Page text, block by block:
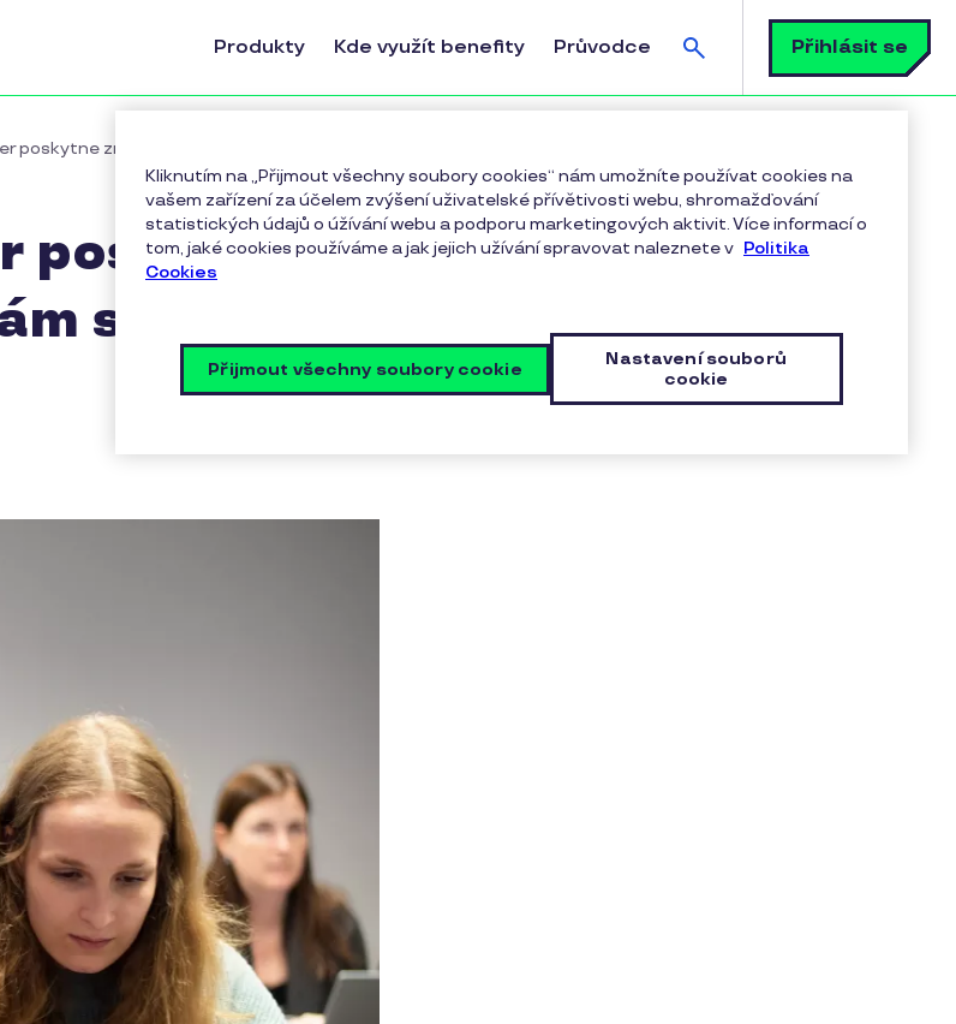
Produkty Kde využít benefity Průvodce
Vyhledávání
Přihlásit se
poskytne znevýhodněným ženám stipendia za milion korun
poskytne
stipendia
Kliknutím na „Přijmout všechny soubory cookies“ nám umožníte používat cookies na
vašem zařízení za účelem zvýšení uživatelské přívětivosti webu, shromažďování
statistických údajů o úžívání webu a podporu marketingových aktivit. Více informací o
tom, jaké cookies používáme a jak jejich užívání spravovat naleznete v Politika
Cookies
Nastavení souborů
cookie
Přijmout všechny soubory cookie